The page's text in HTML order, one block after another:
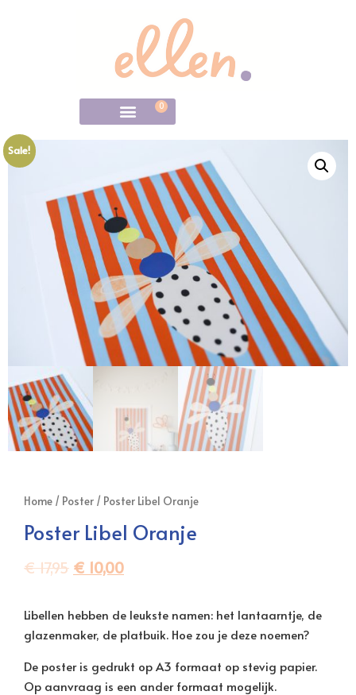
0
Sale!
Home / Poster / Poster Libel Oranje
Poster Libel Oranje
€17,95 € 10,00
Libellen hebben de leukste namen: het lantaarntje, de
glazenmaker, de platbuik. Hoe zou je deze noemen?
De poster is gedrukt op A3 formaat op stevig papier.
Op aanvraag is een ander formaat mogelijk.